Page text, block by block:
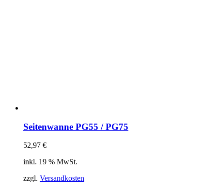
Seitenwanne PG55 / PG75
52,97 €
inkl. 19 % MwSt.
zzgl. Versandkosten